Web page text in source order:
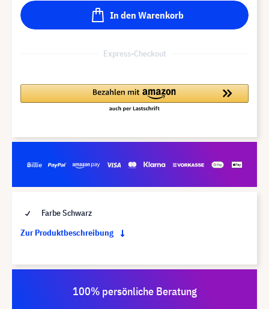
In den Warenkorb
Express-Checkout
Farbe Schwarz
Zur Produktbeschreibung
100% persönliche Beratung